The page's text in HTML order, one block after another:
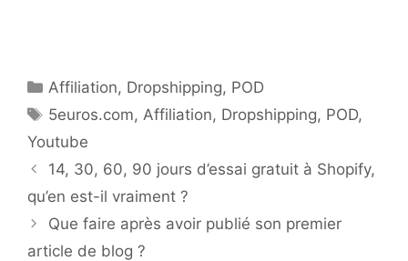
Catégories
Affiliation, Dropshipping, POD
Étiquettes
5euros.com, Affiliation, Dropshipping, POD,
Youtube
14, 30, 60, 90 jours d’essai gratuit à Shopify,
qu’en est-il vraiment ?
Que faire après avoir publié son premier
article de blog ?